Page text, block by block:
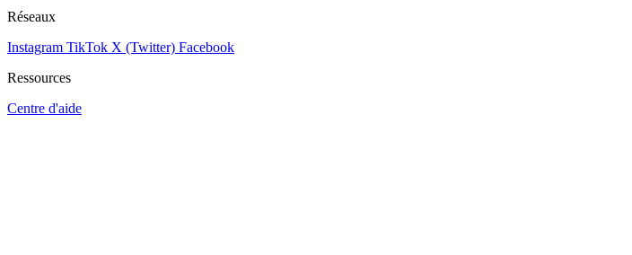
Réseaux
Instagram TikTok X (Twitter) Facebook
Ressources
Centre d'aide